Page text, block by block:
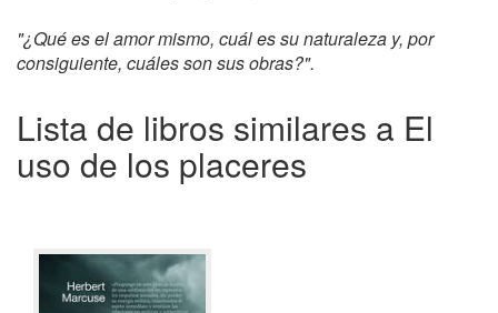
"¿Qué es el amor mismo, cuál es su naturaleza y, por
consiguiente, cuáles son sus obras?".
Lista de libros similares a El
uso de los placeres